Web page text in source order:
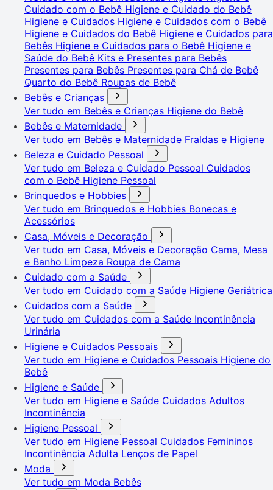
Cuidado com o Bebê Higiene e Cuidado do Bebê
Higiene e Cuidados Higiene e Cuidados com o Bebê
Higiene e Cuidados do Bebê Higiene e Cuidados para
Bebês Higiene e Cuidados para o Bebê Higiene e
Saúde do Bebê Kits e Presentes para Bebês
Presentes para Bebês Presentes para Chá de Bebê
Quarto do Bebê Roupas de Bebê
Bebês e Crianças
Ver tudo em Bebês e Crianças Higiene do Bebê
Bebês e Maternidade
Ver tudo em Bebês e Maternidade Fraldas e Higiene
Beleza e Cuidado Pessoal
Ver tudo em Beleza e Cuidado Pessoal Cuidados
com o Bebê Higiene Pessoal
Brinquedos e Hobbies
Ver tudo em Brinquedos e Hobbies Bonecas e
Acessórios
Casa, Móveis e Decoração
Ver tudo em Casa, Móveis e Decoração Cama, Mesa
e Banho Limpeza Roupa de Cama
Cuidado com a Saúde
Ver tudo em Cuidado com a Saúde Higiene Geriátrica
Cuidados com a Saúde
Ver tudo em Cuidados com a Saúde Incontinência
Urinária
Higiene e Cuidados Pessoais
Ver tudo em Higiene e Cuidados Pessoais Higiene do
Bebê
Higiene e Saúde
Ver tudo em Higiene e Saúde Cuidados Adultos
Incontinência
Higiene Pessoal
Ver tudo em Higiene Pessoal Cuidados Femininos
Incontinência Adulta Lenços de Papel
Moda
Ver tudo em Moda Bebês